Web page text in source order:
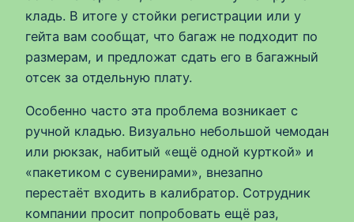
кладь. В итоге у стойки регистрации или у
гейта вам сообщат, что багаж не подходит по
размерам, и предложат сдать его в багажный
отсек за отдельную плату.
Особенно часто эта проблема возникает с
ручной кладью. Визуально небольшой чемодан
или рюкзак, набитый «ещё одной курткой» и
«пакетиком с сувенирами», внезапно
перестаёт входить в калибратор. Сотрудник
компании просит попробовать ещё раз,